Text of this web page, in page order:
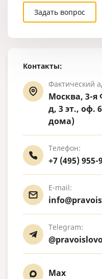
Контакты:
Фактический
Москва, 3-я
д, 3 эт., оф.
дома)
Телефон:
+7 (495) 955-
E-mail:
Telegram:
Max
Задать вопрос